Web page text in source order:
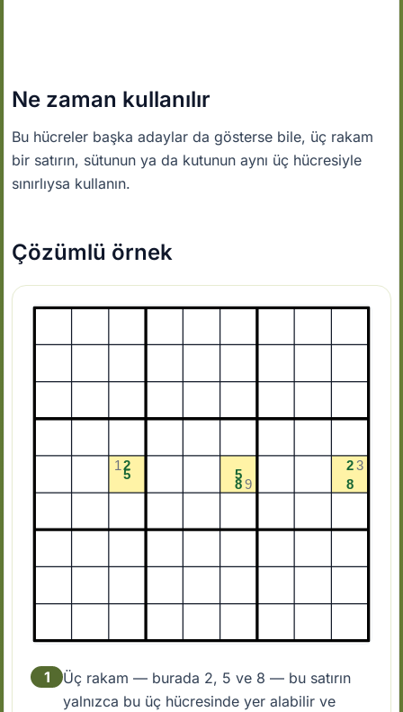
Ne zaman kullanılır
Bu hücreler başka adaylar da gösterse bile, üç rakam
bir satırın, sütunun ya da kutunun aynı üç hücresiyle
sınırlıysa kullanın.
Çözümlü örnek
1
Üç rakam — burada 2, 5 ve 8 — bu satırın
yalnızca bu üç hücresinde yer alabilir ve